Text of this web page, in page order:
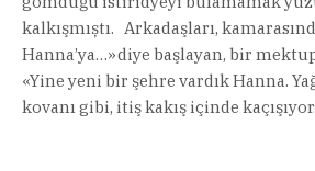
kalkışmıștı. Arkadaşları,
Hanna’ya…»diye başlayan, bir
«Yine yeni bir şehre vardık Hanna.
kovanı gibi, itiş kakış içinde